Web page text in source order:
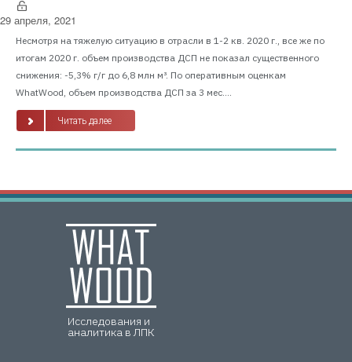
29 апреля, 2021
Несмотря на тяжелую ситуацию в отрасли в 1-2 кв. 2020 г., все же по
итогам 2020 г. объем производства ДСП не показал существенного
снижения: -5,3% г/г до 6,8 млн м³. По оперативным оценкам
WhatWood, объем производства ДСП за 3 мес....
Читать далее
Исследования и
аналитика в ЛПК